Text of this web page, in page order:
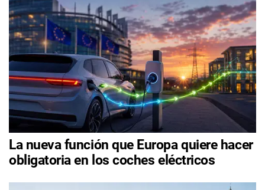
La nueva función que Europa quiere hacer
obligatoria en los coches eléctricos